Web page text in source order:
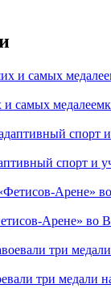
самых
спорт и
Арене» во
три медали